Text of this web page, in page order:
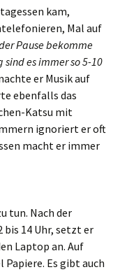
kam,
Mal auf
Pause bekomme
es immer so 5-10
er Musik auf
ebenfalls das
Katsu mit
ignoriert er oft
macht er immer
tun. Nach der
14 Uhr, setzt er
Laptop an. Auf
Papiere. Es gibt auch